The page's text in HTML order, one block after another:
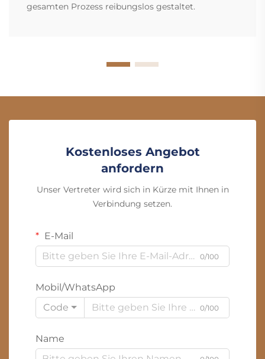
gesamten Prozess reibungslos gestaltet.
Kostenloses Angebot
anfordern
Unser Vertreter wird sich in Kürze mit Ihnen in
Verbindung setzen.
E-Mail
0/100
Mobil/WhatsApp
Code
0/100
Name